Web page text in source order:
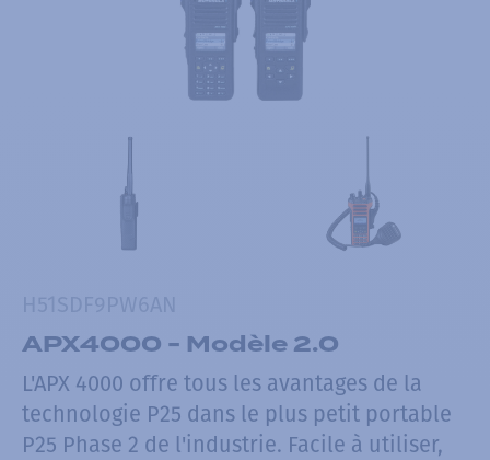
APX4000 - Modèle 2.0
L'APX 4000 offre tous les avantages de la
technologie P25 dans le plus petit portable
P25 Phase 2 de l'industrie. Facile à utiliser,